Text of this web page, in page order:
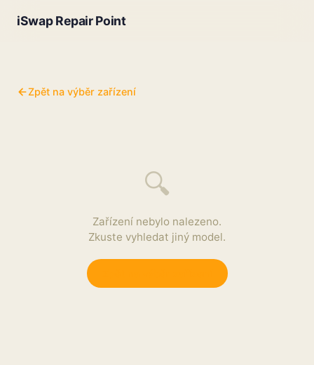
iSwap Repair Point
Zpět na výběr zařízení
🔍
Zařízení nebylo nalezeno.
Zkuste vyhledat jiný model.